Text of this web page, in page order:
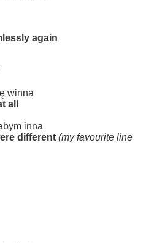
again
winna
all
inna
different (my favourite line